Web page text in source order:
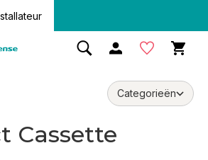
Categorieën
Cassette